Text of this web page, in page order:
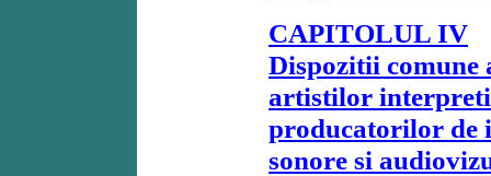
CAPITOLUL IV
Dispozitii comune
artistilor interpreti
producatorilor de
sonore si